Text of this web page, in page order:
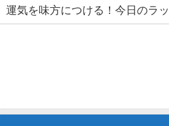
運気を味方につける！今日のラ